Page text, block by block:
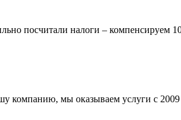
посчитали налоги –
мы оказываем услуги с 2009